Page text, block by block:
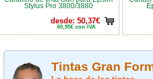
Stylus Pro 3800/3880
desde: 50,37€
60,95€ con IVA
Tintas Gran